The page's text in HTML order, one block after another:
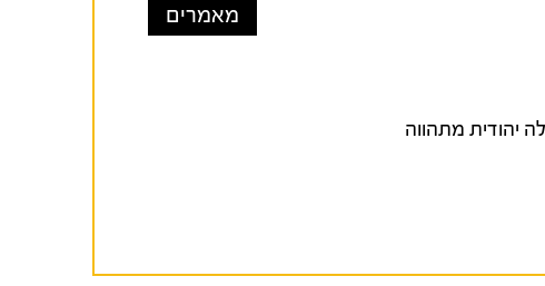
מאמרים
קהילה יהודית מתהווה